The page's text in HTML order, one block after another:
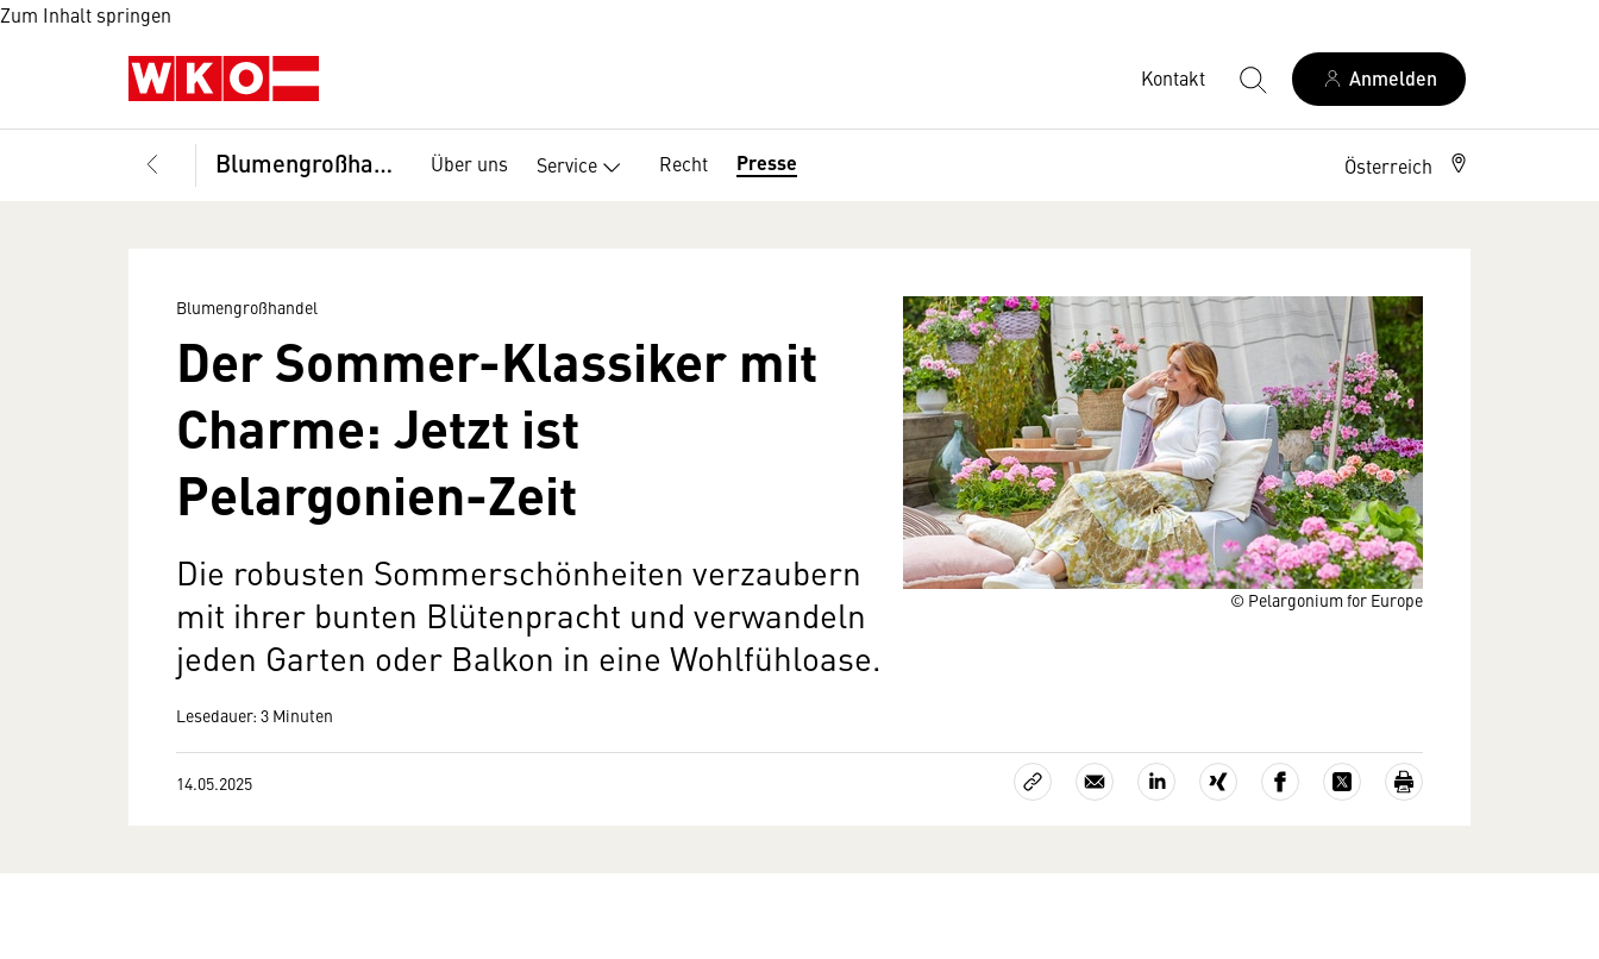
Zum Inhalt springen
Kontakt Anmelden
Blumengroßhandel Über uns Service Recht Presse Österreich
© Pelargonium for Europe
Blumengroßhandel
Der Sommer-Klassiker mit
Charme: Jetzt ist
Pelargonien-Zeit
Die robusten Sommerschönheiten verzaubern
mit ihrer bunten Blütenpracht und verwandeln
jeden Garten oder Balkon in eine Wohlfühloase.
Lesedauer: 3 Minuten
14.05.2025